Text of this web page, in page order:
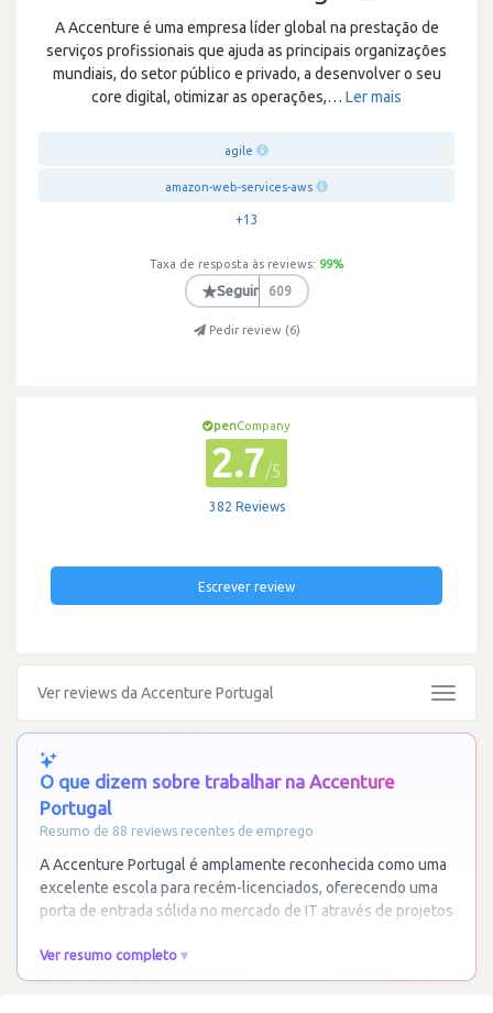
A Accenture é uma empresa líder global na prestação de
serviços profissionais que ajuda as principais organizações
mundiais, do setor público e privado, a desenvolver o seu
core digital, otimizar as operações,… Ler mais
agile
amazon-web-services-aws
+13
Taxa de resposta às reviews: 99%
★Seguir 609
Pedir review (6)
penCompany
2.7/5
382 Reviews
Escrever review
Ver reviews da Accenture Portugal
Toggle
O que dizem sobre trabalhar na Accenture
Portugal
Resumo de 88 reviews recentes de emprego
A Accenture Portugal é amplamente reconhecida como uma
excelente escola para recém-licenciados, oferecendo uma
porta de entrada sólida no mercado de IT através de projetos
Ver resumo completo